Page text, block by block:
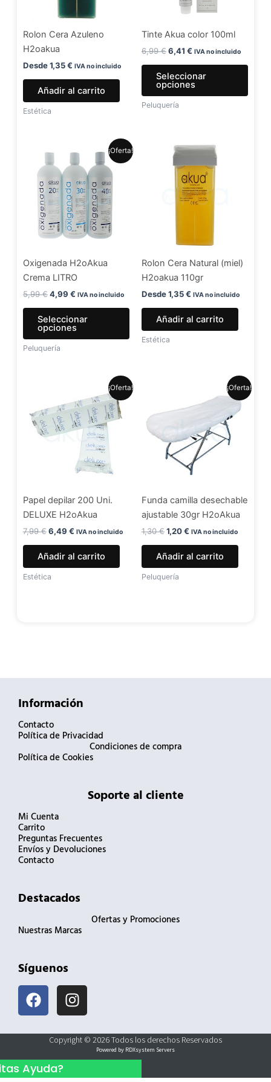
Rolon Cera Azuleno
H2oakua
Desde1,35€ IVA no incluido
Añadir al carrito
Estética
Tinte Akua color 100ml
6,99€6,41 € IVA no incluido
Seleccionar
opciones
en
Peluquería
¡Oferta!
Oxigenada H2oAkua
Crema LITRO
5,99€
original
era:
5,99 €.
4,99 €
precio
actual
4,99 €.
IVA no incluido
Seleccionar
opciones
Este
producto
pueden
elegir
la
página
de
Peluquería
Rolon Cera Natural (miel)
H2oakua 110gr
Desde1,35€ IVA no incluido
Añadir al carrito
Estética
¡Oferta!
Papel depilar 200 Uni.
DELUXE H2oAkua
7,99€
original
era:
7,99 €.
6,49 €
actual
es:
6,49 €.
IVA no incluido
Añadir al carrito
Estética
¡Oferta!
Funda camilla desechable
ajustable 30gr H2oAkua
1,30€
original
era:
1,20€
actual
1,20 €.
IVA no incluido
Añadir al carrito
Peluquería
Información
Contacto
Política de Privacidad
Condiciones de compra
Política de Cookies
Soporte al cliente
Mi Cuenta
Carrito
Preguntas Frecuentes
Envíos y Devoluciones
Contacto
Destacados
Ofertas y Promociones
Nuestras Marcas
Síguenos
F
a
e
o
I
n
t
Copyright © 2026 Todos los derechos Reservados
Powered by RDXsystem Servers
Ayuda?